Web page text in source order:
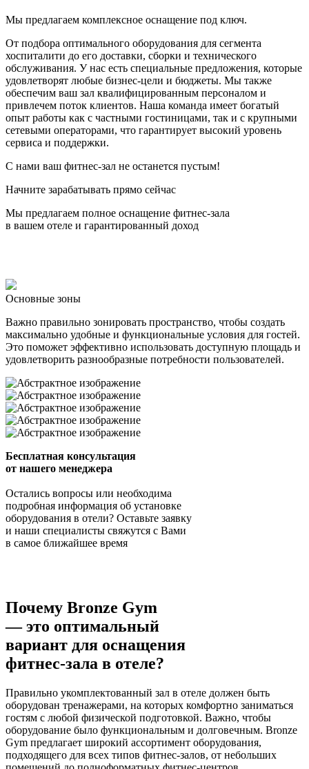
Мы предлагаем комплексное оснащение под ключ.
От подбора оптимального оборудования для сегмента
хоспиталити до его доставки, сборки и технического
обслуживания. У нас есть специальные предложения, которые
удовлетворят любые бизнес-цели и бюджеты. Мы также
обеспечим ваш зал квалифицированным персоналом и
привлечем поток клиентов. Наша команда имеет богатый
опыт работы как с частными гостиницами, так и с крупными
сетевыми операторами, что гарантирует высокий уровень
сервиса и поддержки.
С нами ваш фитнес-зал не останется пустым!
Начните зарабатывать прямо сейчас
Мы предлагаем полное оснащение фитнес-зала
в вашем отеле и гарантированный доход
Основные зоны
Важно правильно зонировать пространство, чтобы создать
максимально удобные и функциональные условия для гостей.
Это поможет эффективно использовать доступную площадь и
удовлетворить разнообразные потребности пользователей.
Бесплатная консультация
от нашего менеджера
Остались вопросы или необходима
подробная информация об установке
оборудования в отели? Оставьте заявку
и наши специалисты свяжутся с Вами
в самое ближайшее время
Почему Bronze Gym
— это оптимальный
вариант для оснащения
фитнес-зала в отеле?
Правильно укомплектованный зал в отеле должен быть
оборудован тренажерами, на которых комфортно заниматься
гостям с любой физической подготовкой. Важно, чтобы
оборудование было функциональным и долговечным. Bronze
Gym предлагает широкий ассортимент оборудования,
подходящего для всех типов фитнес-залов, от небольших